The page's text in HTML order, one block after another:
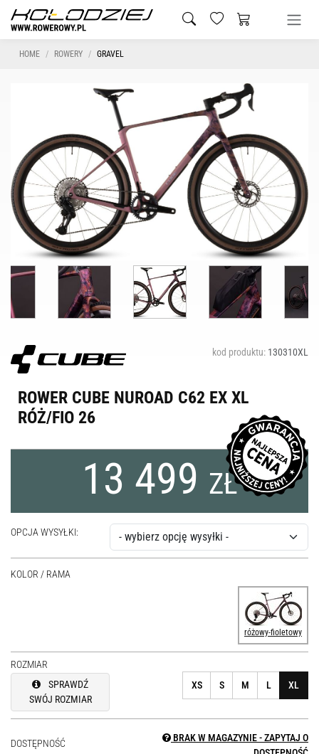
HOME ROWERY GRAVEL
kod produktu: 130310XL
ROWER CUBE NUROAD C62 EX XL
RÓŻ/FIO 26
13 499 ZŁ
OPCJA WYSYŁKI:
KOLOR / RAMA
różowy-fioletowy
ROZMIAR
SPRAWDŹ
SWÓJ ROZMIAR
XS S M L XL
DOSTĘPNOŚĆ
BRAK W MAGAZYNIE - ZAPYTAJ O